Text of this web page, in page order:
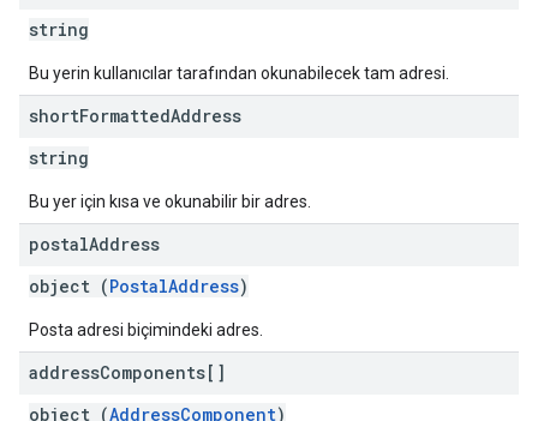
string
Bu yerin kullanıcılar tarafından okunabilecek tam adresi.
shortFormattedAddress
string
Bu yer için kısa ve okunabilir bir adres.
postalAddress
object (PostalAddress)
Posta adresi biçimindeki adres.
addressComponents[]
object (AddressComponent)